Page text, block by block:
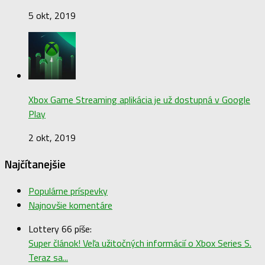
5 okt, 2019
Xbox Game Streaming aplikácia je už dostupná v Google
Play
2 okt, 2019
Najčítanejšie
Populárne príspevky
Najnovšie komentáre
Lottery 66 píše:
Super článok! Veľa užitočných informácií o Xbox Series S.
Teraz sa...